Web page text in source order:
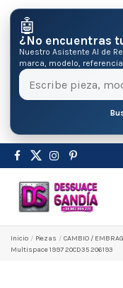
🤖
¿No encuentras
Nuestro Asistente AI de
marca, modelo,
Inicio Pіezas CAMBIO /
Multispace 1997 20CD35 206193